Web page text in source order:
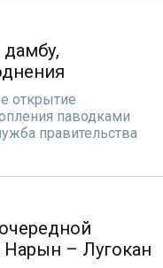
открытие
паводками
правительства
Нарын – Лугокан